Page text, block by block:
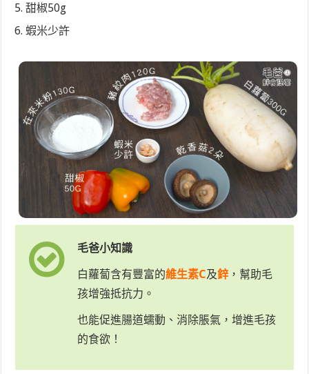
甜椒50g
蝦米少許
毛爸小知識
白蘿蔔含有豐富的維生素C及鋅 ，幫助毛
孩增強抵抗力。
也能促進腸道蠕動、消除脹氣，增進毛孩
的食欲！